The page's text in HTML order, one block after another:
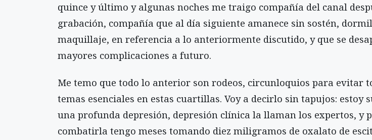
quince y último y algunas noches me traigo compañía del canal
grabación, compañía que al día siguiente amanece sin sostén,
maquillaje, en referencia a lo anteriormente discutido, y que se
mayores complicaciones a futuro.
Me temo que todo lo anterior son rodeos, circunloquios para evitar
temas esenciales en estas cuartillas. Voy a decirlo sin tapujos: estoy
una profunda depresión, depresión clínica la llaman los expertos, y
combatirla tengo meses tomando diez miligramos de oxalato de